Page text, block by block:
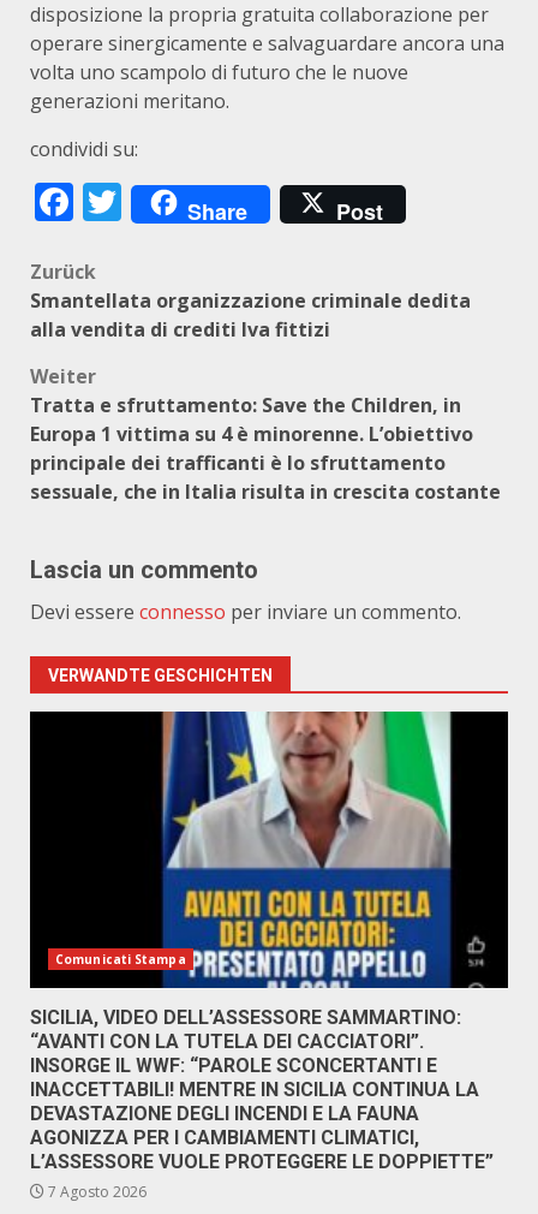
disposizione la propria gratuita collaborazione per
operare sinergicamente e salvaguardare ancora una
volta uno scampolo di futuro che le nuove
generazioni meritano.
condividi su:
Facebook
Twitter
Share Post
Beitragsnavigation
Zurück
Smantellata organizzazione criminale dedita
alla vendita di crediti Iva fittizi
Weiter
Tratta e sfruttamento: Save the Children, in
Europa 1 vittima su 4 è minorenne. L’obiettivo
principale dei trafficanti è lo sfruttamento
sessuale, che in Italia risulta in crescita costante
Lascia un commento
Devi essere connesso per inviare un commento.
VERWANDTE GESCHICHTEN
Comunicati Stampa
SICILIA, VIDEO DELL’ASSESSORE SAMMARTINO:
“AVANTI CON LA TUTELA DEI CACCIATORI”.
INSORGE IL WWF: “PAROLE SCONCERTANTI E
INACCETTABILI! MENTRE IN SICILIA CONTINUA LA
DEVASTAZIONE DEGLI INCENDI E LA FAUNA
AGONIZZA PER I CAMBIAMENTI CLIMATICI,
L’ASSESSORE VUOLE PROTEGGERE LE DOPPIETTE”
7 Agosto 2026